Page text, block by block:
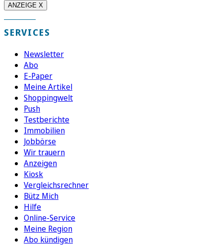
ANZEIGE X
SERVICES
Newsletter
Abo
E-Paper
Meine Artikel
Shoppingwelt
Push
Testberichte
Immobilien
Jobbörse
Wir trauern
Anzeigen
Kiosk
Vergleichsrechner
Bütz Mich
Hilfe
Online-Service
Meine Region
Abo kündigen